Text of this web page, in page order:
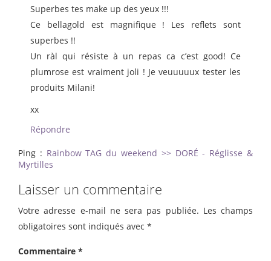
Superbes tes make up des yeux !!!
Ce bellagold est magnifique ! Les reflets sont
superbes !!
Un ràl qui résiste à un repas ca c’est good! Ce
plumrose est vraiment joli ! Je veuuuuux tester les
produits Milani!
xx
Répondre
Ping : Rainbow TAG du weekend >> DORÉ - Réglisse &
Myrtilles
Laisser un commentaire
Votre adresse e-mail ne sera pas publiée. Les champs
obligatoires sont indiqués avec *
Commentaire *